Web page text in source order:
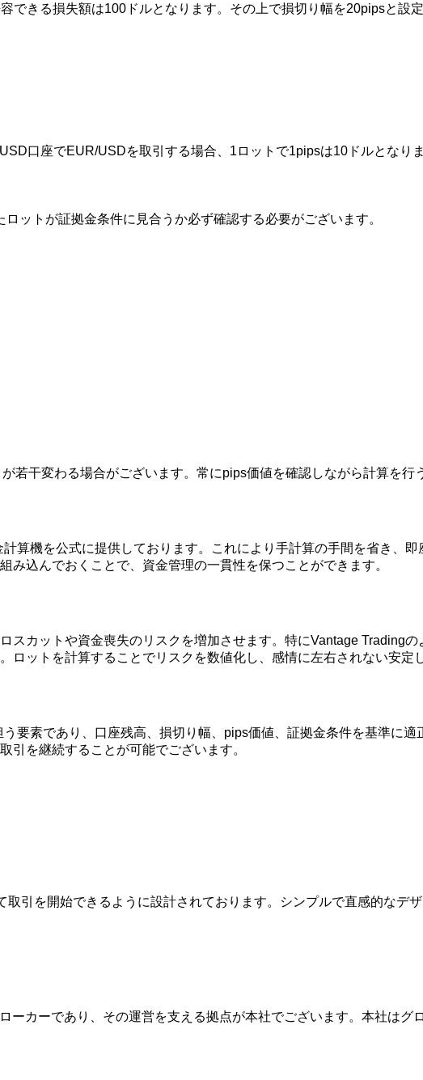
きる損失額は100ドルとなります。その上で損切り幅を20pipsと設
口座でEUR/USDを取引する場合、1ロットで1pipsは10ドルとなりま
ットが証拠金条件に見合うか必ず確認する必要がございます。
干変わる場合がございます。常にpips価値を確認しながら計算を行
算機を公式に提供しております。これにより手計算の手間を省き、
込んでおくことで、資金管理の一貫性を保つことができます。
カットや資金喪失のリスクを増加させます。特にVantage Trading
ットを計算することでリスクを数値化し、感情に左右されない安定
要素であり、口座残高、損切り幅、pips価値、証拠金条件を基準に
引を継続することが可能でございます。
引を開始できるように設計されております。シンプルで直感的なデ
カーであり、その運営を支える拠点が本社でございます。本社はグ